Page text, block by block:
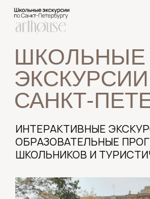
ШКОЛЬНЫЕ
ЭКСКУРСИИ
САНКТ-
ИНТЕРАКТИВНЫЕ ЭКСКУРСИИ
ШКОЛЬНИКОВ И